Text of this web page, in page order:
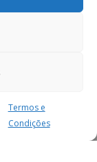
Termos e
Condições